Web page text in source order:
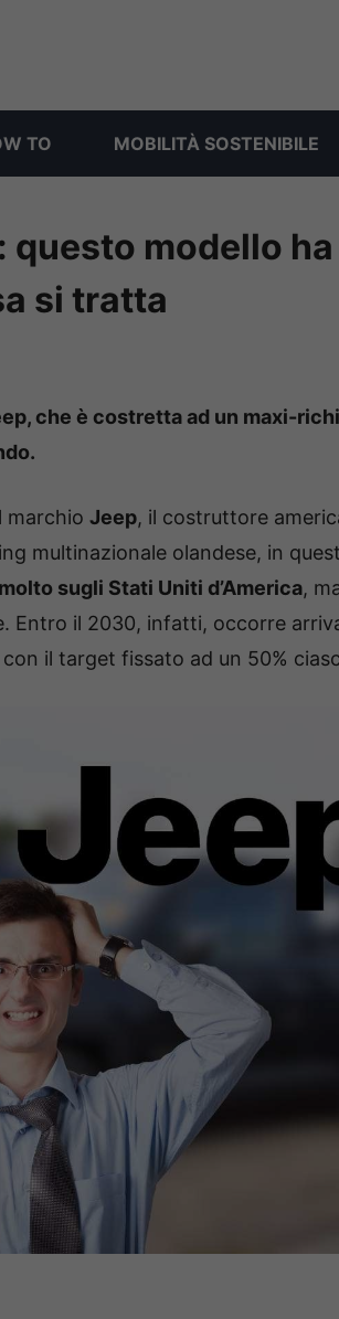
TO MOBILITÀ SOSTENIBILE
questo modello
si tratta
che è costretta ad un maxi-
marchio Jeep, il costruttore
multinazionale olandese, in
sugli Stati Uniti d’America,
Entro il 2030, infatti, occorre
il target fissato ad un 50%